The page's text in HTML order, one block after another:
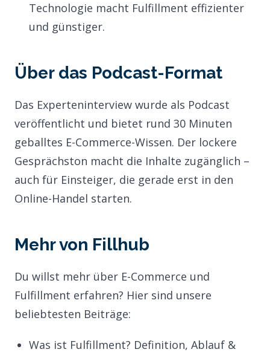
Technologie macht Fulfillment effizienter
und günstiger.
Über das Podcast-Format
Das Experteninterview wurde als Podcast
veröffentlicht und bietet rund 30 Minuten
geballtes E-Commerce-Wissen. Der lockere
Gesprächston macht die Inhalte zugänglich –
auch für Einsteiger, die gerade erst in den
Online-Handel starten.
Mehr von Fillhub
Du willst mehr über E-Commerce und
Fulfillment erfahren? Hier sind unsere
beliebtesten Beiträge:
Was ist Fulfillment? Definition, Ablauf &